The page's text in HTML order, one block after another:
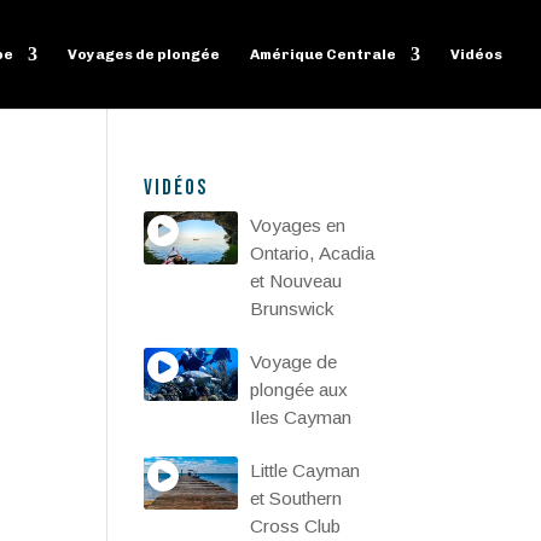
Voyages de plongée Amérique Centrale Vidéos
Vidéos
Voyages en
Ontario, Acadia
et Nouveau
Brunswick
Voyage de
plongée aux
Iles Cayman
Little Cayman
et Southern
Cross Club